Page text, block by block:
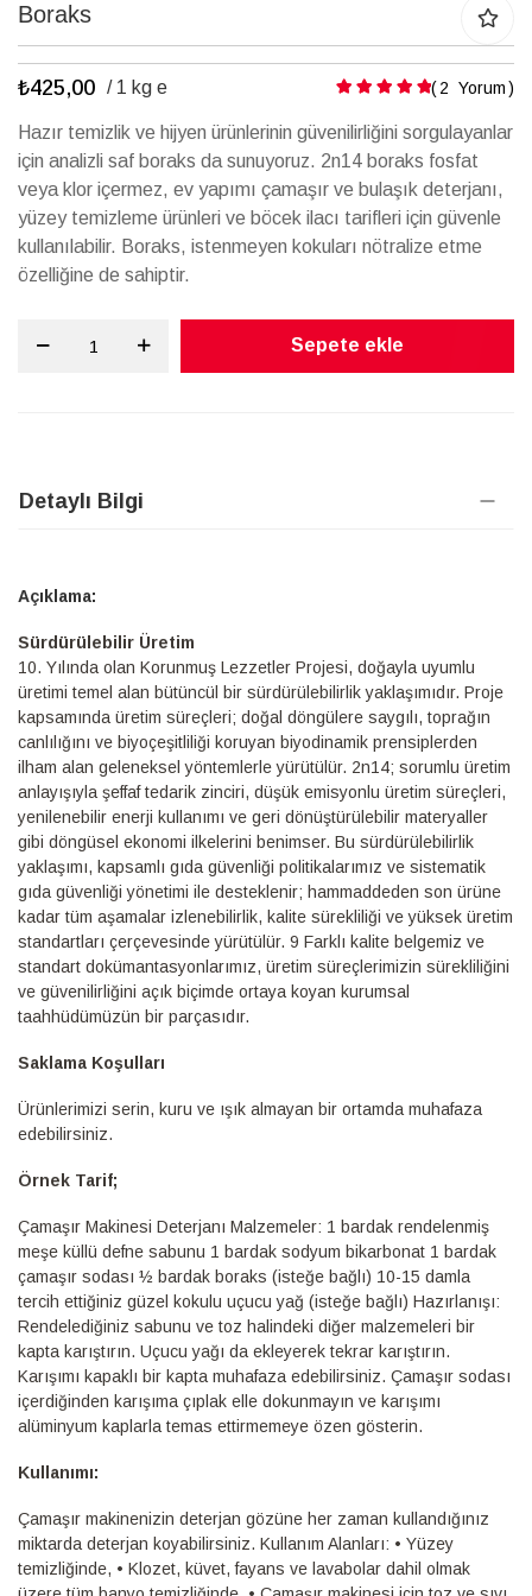
galerisinin
atla
Boraks
₺425,00 / 1 kg e Puanlama: 2 Yorum
Hazır temizlik ve hijyen ürünlerinin güvenilirliğini sorgulayanlar
için analizli saf boraks da sunuyoruz. 2n14 boraks fosfat
veya klor içermez, ev yapımı çamaşır ve bulaşık deterjanı,
yüzey temizleme ürünleri ve böcek ilacı tarifleri için güvenle
kullanılabilir. Boraks, istenmeyen kokuları nötralize etme
özelliğine de sahiptir.
Sepete ekle
Detaylı Bilgi
Detaylı
Sürdürülebilir Üretim
10.⁠ ⁠Yılında olan Korunmuş Lezzetler Projesi, doğayla uyumlu
üretimi temel alan bütüncül bir sürdürülebilirlik yaklaşımıdır. Proje
kapsamında üretim süreçleri; doğal döngülere saygılı, toprağın
canlılığını ve biyoçeşitliliği koruyan biyodinamik prensiplerden
ilham alan geleneksel yöntemlerle yürütülür. 2n14; sorumlu üretim
anlayışıyla şeffaf tedarik zinciri, düşük emisyonlu üretim süreçleri,
yenilenebilir enerji kullanımı ve geri dönüştürülebilir materyaller
gibi döngüsel ekonomi ilkelerini benimser. Bu sürdürülebilirlik
yaklaşımı, kapsamlı gıda güvenliği politikalarımız ve sistematik
gıda güvenliği yönetimi ile desteklenir; hammaddeden son ürüne
kadar tüm aşamalar izlenebilirlik, kalite sürekliliği ve yüksek üretim
standartları çerçevesinde yürütülür. 9 Farklı kalite belgemiz ve
standart dokümantasyonlarımız, üretim süreçlerimizin sürekliliğini
ve güvenilirliğini açık biçimde ortaya koyan kurumsal
taahhüdümüzün bir parçasıdır.
Saklama Koşulları
Ürünlerimizi serin, kuru ve ışık almayan bir ortamda muhafaza
edebilirsiniz.
Örnek Tarif;
Çamaşır Makinesi Deterjanı Malzemeler: 1 bardak rendelenmiş
meşe küllü defne sabunu 1 bardak sodyum bikarbonat 1 bardak
çamaşır sodası ½ bardak boraks (isteğe bağlı) 10-15 damla
tercih ettiğiniz güzel kokulu uçucu yağ (isteğe bağlı) Hazırlanışı:
Rendelediğiniz sabunu ve toz halindeki diğer malzemeleri bir
kapta karıştırın. Uçucu yağı da ekleyerek tekrar karıştırın.
Karışımı kapaklı bir kapta muhafaza edebilirsiniz. Çamaşır sodası
içerdiğinden karışıma çıplak elle dokunmayın ve karışımı
alüminyum kaplarla temas ettirmemeye özen gösterin.
Kullanımı:
Çamaşır makinenizin deterjan gözüne her zaman kullandığınız
miktarda deterjan koyabilirsiniz. Kullanım Alanları: • Yüzey
temizliğinde, • Klozet, küvet, fayans ve lavabolar dahil olmak